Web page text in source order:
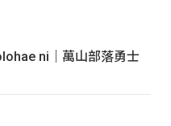
ni｜萬山部落勇士